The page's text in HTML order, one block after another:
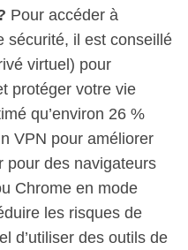
Pour accéder à
sécurité, il est conseillé
virtuel) pour
protéger votre vie
qu’environ 26 %
VPN pour améliorer
pour des navigateurs
Chrome en mode
les risques de
d’utiliser des outils de